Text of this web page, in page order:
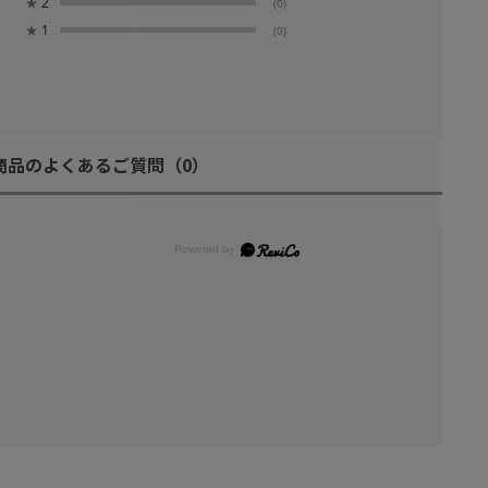
★ 1 (0)
品のよくあるご質問 （0）